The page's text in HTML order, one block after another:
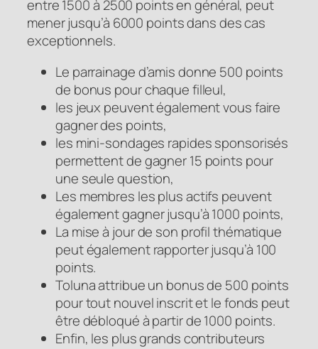
entre 1500 à 2500 points en général, peut
mener jusqu’à 6000 points dans des cas
exceptionnels.
Le parrainage d’amis donne 500 points
de bonus pour chaque filleul,
les jeux peuvent également vous faire
gagner des points,
les mini-sondages rapides sponsorisés
permettent de gagner 15 points pour
une seule question,
Les membres les plus actifs peuvent
également gagner jusqu’à 1000 points,
La mise à jour de son profil thématique
peut également rapporter jusqu’à 100
points.
Toluna attribue un bonus de 500 points
pour tout nouvel inscrit et le fonds peut
être débloqué à partir de 1000 points.
Enfin, les plus grands contributeurs